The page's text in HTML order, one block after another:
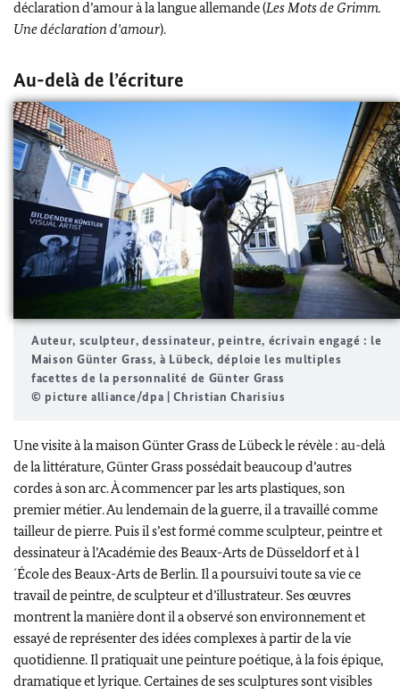
déclaration d’amour à la langue allemande (Les Mots de Grimm.
Une déclaration d'amour).
Au-delà de l’écriture
Auteur, sculpteur, dessinateur, peintre, écrivain engagé : le
Maison Günter Grass, à Lübeck, déploie les multiples
facettes de la personnalité de Günter Grass
© picture alliance/dpa | Christian Charisius
Une visite à la maisonGünter GrassdeLübeckle révèle : au-delà
de la littérature,Günter Grasspossédait beaucoup d’autres
cordes à son arc. À commencer par les arts plastiques, son
premier métier. Au lendemain de la guerre, il a travaillé comme
tailleur de pierre. Puis il s’est formé comme sculpteur, peintre et
dessinateur à l’Académie des Beaux-Arts deDüsseldorfet à l
´École des Beaux-Arts de Berlin. Il a poursuivi toute sa vie ce
travail de peintre, de sculpteur et d’illustrateur. Ses œuvres
montrent la manière dont il a observé son environnement et
essayé de représenter des idées complexes à partir de la vie
quotidienne. Il pratiquait une peinture poétique, à la fois épique,
dramatique et lyrique. Certaines de ses sculptures sont visibles